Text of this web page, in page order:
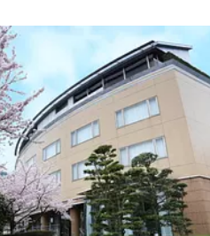
完備、キャンプしながら併設し
クアイグニス」の入浴利用もで
です。